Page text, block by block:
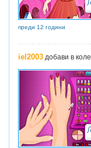
преди 12 години
iel2003 добави в